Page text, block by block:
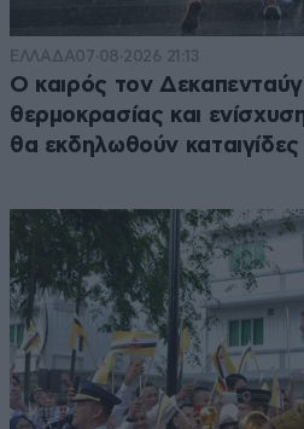
ΕΛΛΑΔΑ07·08·2026 21:13
Ο καιρός τον
θερμοκρασίας και
θα εκδηλωθούν καταιγίδες